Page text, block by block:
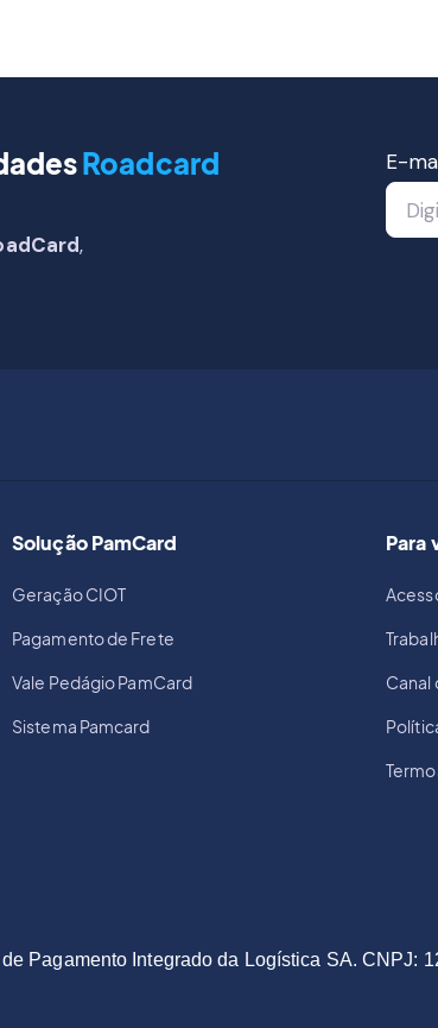
Roadcard
,
E-
Solução PamCard
Geração CIOT
Pagamento de Frete
Vale Pedágio PamCard
Sistema Pamcard
Para
Canal
Pagamento Integrado da Logística SA. CNPJ: